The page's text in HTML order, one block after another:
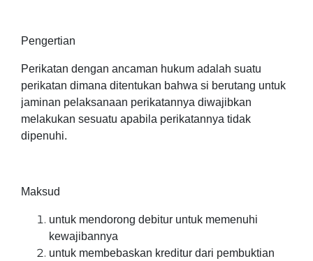
Pengertian
Perikatan dengan ancaman hukum adalah suatu
perikatan dimana ditentukan bahwa si berutang untuk
jaminan pelaksanaan perikatannya diwajibkan
melakukan sesuatu apabila perikatannya tidak
dipenuhi.
Maksud
untuk mendorong debitur untuk memenuhi
kewajibannya
untuk membebaskan kreditur dari pembuktian